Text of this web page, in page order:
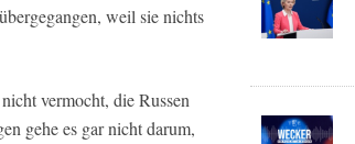
weil sie nichts
vermocht, die Russen
gehe es gar nicht darum,